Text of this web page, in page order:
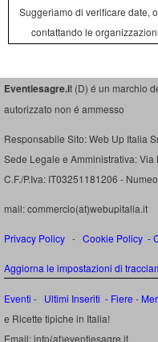
Suggeriamo di verificare date,
contattando le
Eventiesagre.it (D) é un marchio
autorizzato non é ammesso
Responsabile Sito: Web Up Italia
Sede Legale e Amministrativa:
C.F./P.Iva: IT03251181206 -
mail: commercio(at)webupitalia.it
Privacy Policy - Cookie Policy -
Aggiorna le impostazioni di
Eventi - Ultimi Inseriti - Fiere -
e Ricette tipiche in Italia!
Email: info(at)eventiesagre.it